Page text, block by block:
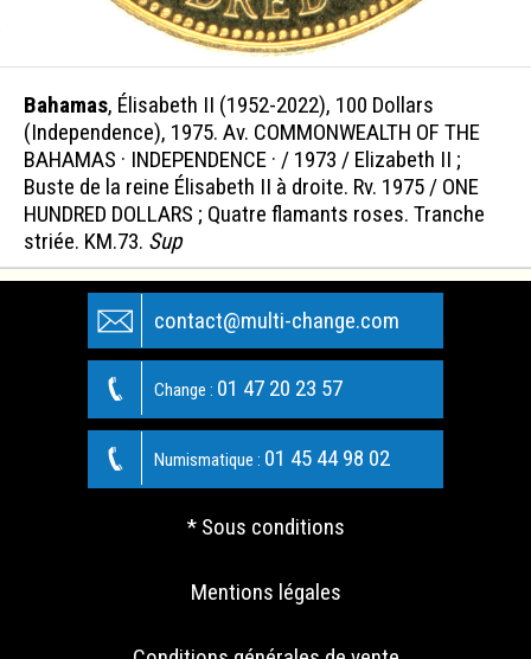
Bahamas, Élisabeth II (1952-2022), 100 Dollars
(Independence), 1975. Av. COMMONWEALTH OF THE
BAHAMAS · INDEPENDENCE · / 1973 / Elizabeth II ;
Buste de la reine Élisabeth II à droite. Rv. 1975 / ONE
HUNDRED DOLLARS ; Quatre flamants roses. Tranche
striée. KM.73. Sup
contact@multi-change.com
Change : 01 47 20 23 57
Numismatique : 01 45 44 98 02
* Sous conditions
Mentions légales